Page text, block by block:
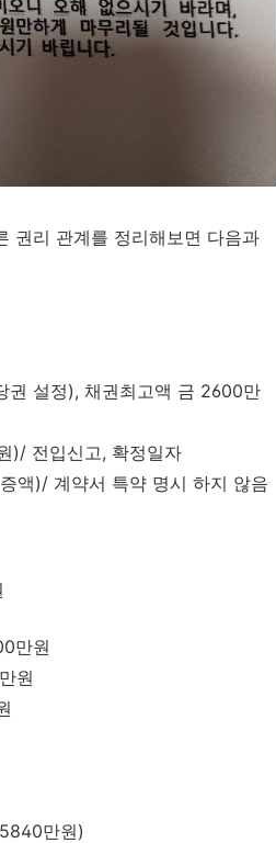
권리 관계를 정리해보면 다음과
권 설정), 채권최고액 금 2600만
)/ 전입신고, 확정일자
액)/ 계약서 특약 명시 하지 않음
원
원
만원)